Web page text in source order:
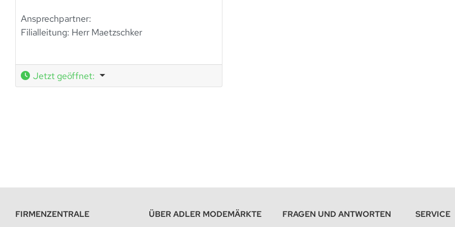
Ansprechpartner:
Filialleitung: Herr Maetzschker
Jetzt geöffnet:
FIRMENZENTRALE ÜBER ADLER MODEMÄRKTE FRAGEN UND ANTWORTEN SERVICE